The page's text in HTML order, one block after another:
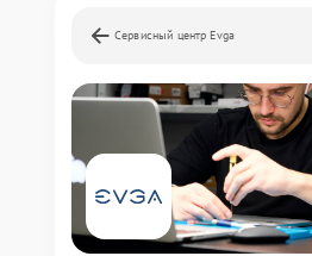
Сервисный центр Evga